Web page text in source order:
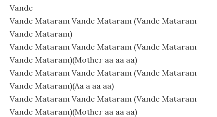
Vande
Vande Mataram Vande Mataram (Vande Mataram
Vande Mataram)
Vande Mataram Vande Mataram (Vande Mataram
Vande Mataram)(Mother aa aa aa)
Vande Mataram Vande Mataram (Vande Mataram
Vande Mataram)(Aa a aa aa)
Vande Mataram Vande Mataram (Vande Mataram
Vande Mataram)(Mother aa aa aa)